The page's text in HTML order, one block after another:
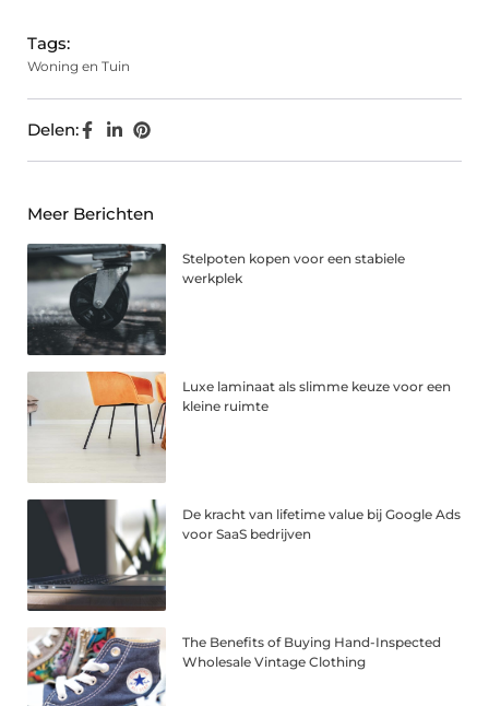
Tags:
Woning en Tuin
Delen:
Meer Berichten
Stelpoten kopen voor een stabiele
werkplek
Luxe laminaat als slimme keuze voor een
kleine ruimte
De kracht van lifetime value bij Google Ads
voor SaaS bedrijven
The Benefits of Buying Hand-Inspected
Wholesale Vintage Clothing